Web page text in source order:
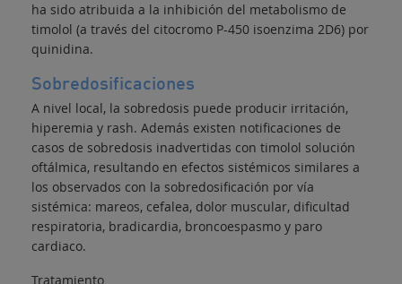
ha sido atribuida a la inhibición del metabolismo de
timolol (a través del citocromo P-450 isoenzima 2D6) por
quinidina.
Sobredosificaciones
A nivel local, la sobredosis puede producir irritación,
hiperemia y rash. Además existen notificaciones de
casos de sobredosis inadvertidas con timolol solución
oftálmica, resultando en efectos sistémicos similares a
los observados con la sobredosificación por vía
sistémica: mareos, cefalea, dolor muscular, dificultad
respiratoria, bradicardia, broncoespasmo y paro
cardiaco.
Tratamiento